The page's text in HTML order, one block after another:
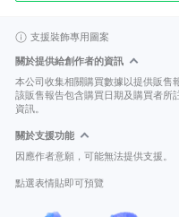
支援裝飾專用圖案
關於提供給創作者的資訊
本公司收集相關購買數據以提供販售
該販售報告包含購買日期及購買者所
資訊。
關於支援功能
因應作者意願，可能無法提供支援。
點選表情貼即可預覽